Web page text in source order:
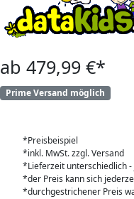
ab 479,99 €*
Prime Versand möglich
*Preisbeispiel
*inkl. MwSt. zzgl. Versand
*Lieferzeit unterschiedlich
*der Preis kann sich
*durchgestrichener Preis